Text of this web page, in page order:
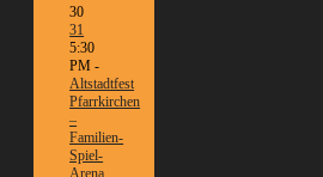
30
31
5:30
PM -
Altstadtfest
Pfarrkirchen
–
Familien-
Spiel-
Arena